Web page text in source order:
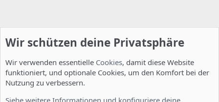
Wir schützen deine Privatsphäre
Wir verwenden essentielle Cookies, damit diese Website
funktioniert, und optionale Cookies, um den Komfort bei der
Nutzung zu verbessern.
Siehe weitere Informationen und konfiguriere deine